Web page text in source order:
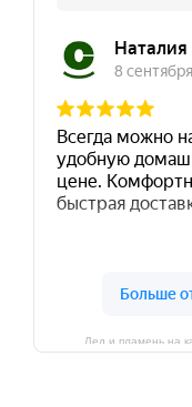
Лед и пламень на